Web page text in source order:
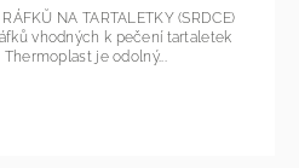
NA TARTALETKY (SRDCE)
vhodných k pečení tartaletek
vyrobených z thermoplastu. Thermoplast je odolný...